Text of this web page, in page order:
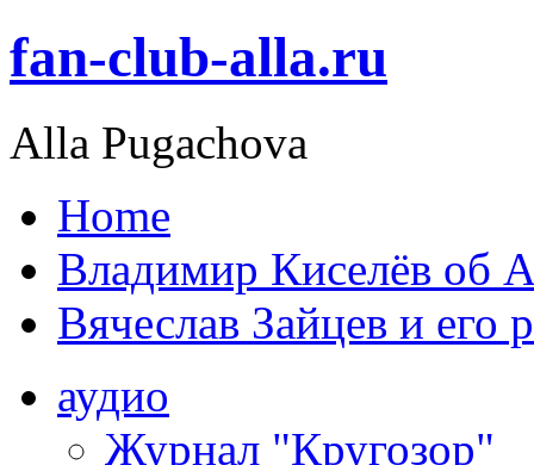
fan-club-alla.ru
Alla Pugachova
Home
Владимир Киселёв об
Вячеслав Зайцев и его
аудио
Журнал "Кругозор"